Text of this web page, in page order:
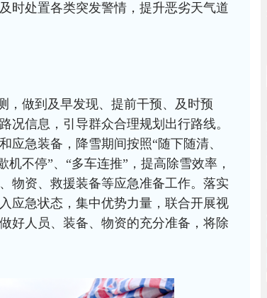
时处置各类突发警情，提升恶劣天气道
，做到及早发现、提前干预、及时预
况信息，引导群众合理规划出行路线。
应急装备，降雪期间按照“随下随清、
不停”、“多车连推”，提高除雪效率，
物资、救援装备等应急准备工作。落实
应急状态，集中优势力量，联合开展视
好人员、装备、物资的充分准备，将除